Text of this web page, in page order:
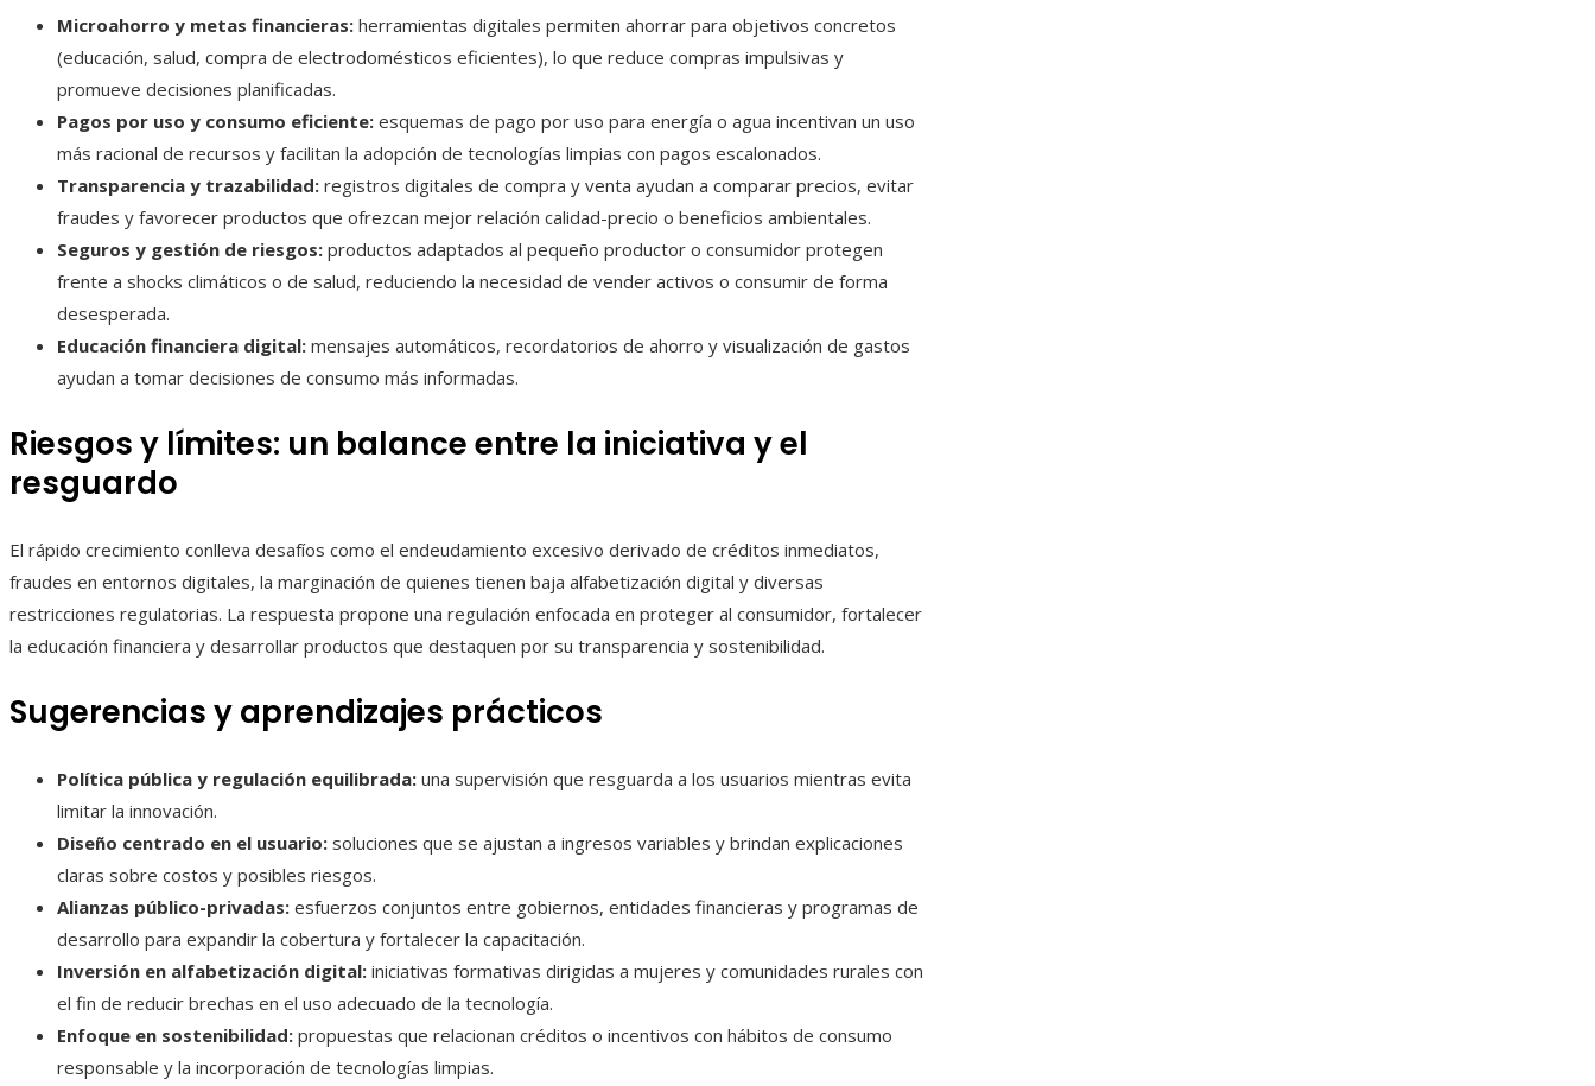
Microahorro y metas financieras: herramientas digitales permiten ahorrar para objetivos concretos
(educación, salud, compra de electrodomésticos eficientes), lo que reduce compras impulsivas y
promueve decisiones planificadas.
Pagos por uso y consumo eficiente: esquemas de pago por uso para energía o agua incentivan un uso
más racional de recursos y facilitan la adopción de tecnologías limpias con pagos escalonados.
Transparencia y trazabilidad: registros digitales de compra y venta ayudan a comparar precios, evitar
fraudes y favorecer productos que ofrezcan mejor relación calidad-precio o beneficios ambientales.
Seguros y gestión de riesgos: productos adaptados al pequeño productor o consumidor protegen
frente a shocks climáticos o de salud, reduciendo la necesidad de vender activos o consumir de forma
desesperada.
Educación financiera digital: mensajes automáticos, recordatorios de ahorro y visualización de gastos
ayudan a tomar decisiones de consumo más informadas.
Riesgos y límites: un balance entre la iniciativa y el
resguardo
El rápido crecimiento conlleva desafíos como el endeudamiento excesivo derivado de créditos inmediatos,
fraudes en entornos digitales, la marginación de quienes tienen baja alfabetización digital y diversas
restricciones regulatorias. La respuesta propone una regulación enfocada en proteger al consumidor, fortalecer
la educación financiera y desarrollar productos que destaquen por su transparencia y sostenibilidad.
Sugerencias y aprendizajes prácticos
Política pública y regulación equilibrada: una supervisión que resguarda a los usuarios mientras evita
limitar la innovación.
Diseño centrado en el usuario: soluciones que se ajustan a ingresos variables y brindan explicaciones
claras sobre costos y posibles riesgos.
Alianzas público-privadas: esfuerzos conjuntos entre gobiernos, entidades financieras y programas de
desarrollo para expandir la cobertura y fortalecer la capacitación.
Inversión en alfabetización digital: iniciativas formativas dirigidas a mujeres y comunidades rurales con
el fin de reducir brechas en el uso adecuado de la tecnología.
Enfoque en sostenibilidad: propuestas que relacionan créditos o incentivos con hábitos de consumo
responsable y la incorporación de tecnologías limpias.